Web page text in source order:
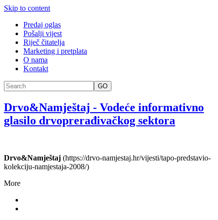
Skip to content
Predaj oglas
Pošalji vijest
Riječ čitatelja
Marketing i pretplata
O nama
Kontakt
GO
Drvo&Namještaj - Vodeće informativno
glasilo drvoprerađivačkog sektora
Drvo&Namještaj (https://drvo-namjestaj.hr/vijesti/tapo-predstavio-
kolekciju-namjestaja-2008/)
More